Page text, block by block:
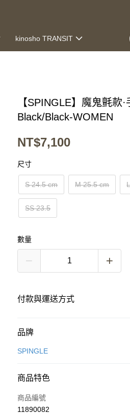
kinosho TRANSIT
【SPINGLE】魔鬼氈款
Black/Black-WOMEN
NT$7,100
尺寸
S 24.5 cm M 25.5 cm
SS 23.5
數量
付款與運送方式
付款方式
信用卡一次付款
全盈+PAY
品牌
SPINGLE
商品特色
商品編號
11890082